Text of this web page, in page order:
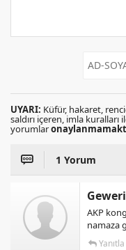
UYARI: Küfür, hakaret,
saldırı içeren, imla kuralları
yorumlar
1 Yorum
Geweri
AKP
namaza
Yanıtla